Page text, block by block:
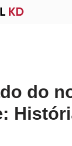
do